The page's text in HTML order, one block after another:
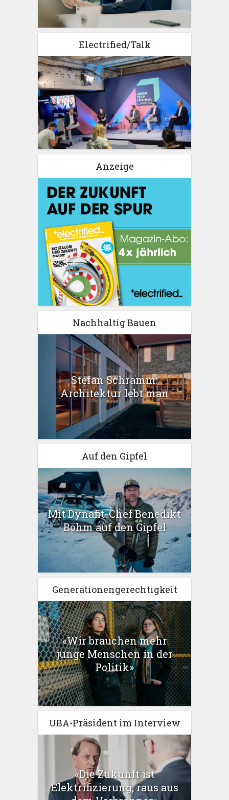
Electrified/Talk
Anzeige
Nachhaltig Bauen
Stefan Schramm:
Architektur lebt man
Auf den Gipfel
Mit Dynafit-Chef Benedikt
Böhm auf den Gipfel
Generationengerechtigkeit
«Wir brauchen mehr
junge Menschen in der
Politik»
UBA-Präsident im Interview
«Die Zukunft ist
Elektrifizierung, raus aus